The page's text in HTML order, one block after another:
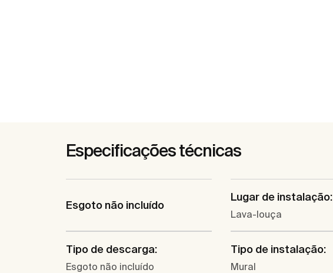
Especificações técnicas
Esgoto não incluído
Lugar de instalação:
Lava-louça
Tipo de descarga:
Esgoto não incluído
Tipo de instalação:
Mural